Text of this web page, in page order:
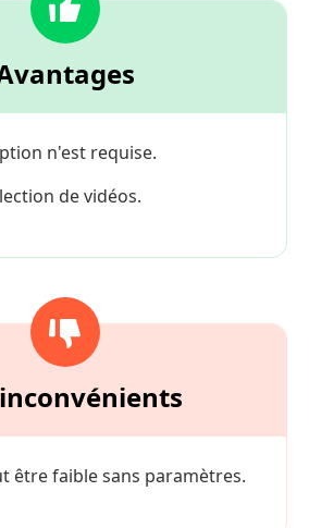
n'est requise.
de vidéos.
être faible sans paramètres.